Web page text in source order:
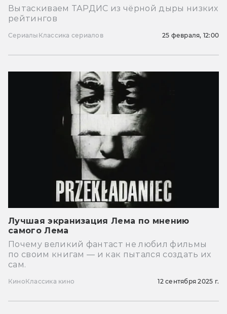
Вытаскиваем ТАРДИС из чёрной дыры низких
рейтингов
Сериалы Классика сериалов 25 февраля, 12:00
Лучшая экранизация Лема по мнению
самого Лема
Почему великий фантаст не любил фильмы
по своим книгам — и как пытался создать их
сам.
КиноКлассика кино 12 сентября 2025 г.